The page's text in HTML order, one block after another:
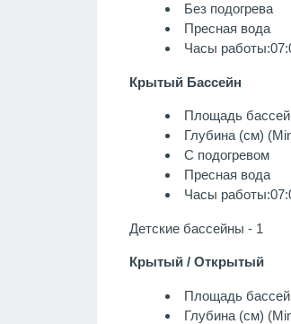
Без подогрева
Пресная вода
Часы
Крытый Бассейн
Площадь
Глубина (см)
С подогревом
Пресная вода
Часы
Детские бассейны - 1
Крытый / Открытый
Площадь
Глубина (см)